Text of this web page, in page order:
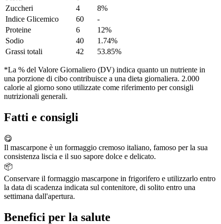
Zuccheri
4
8%
Indice Glicemico
60
-
Proteine
6
12%
Sodio
40
1.74%
Grassi totali
42 53.85%
*La % del Valore Giornaliero (DV) indica quanto un nutriente in
una porzione di cibo contribuisce a una dieta giornaliera. 2.000
calorie al giorno sono utilizzate come riferimento per consigli
nutrizionali generali.
Fatti e consigli
😋
Il mascarpone è un formaggio cremoso italiano, famoso per la sua
consistenza liscia e il suo sapore dolce e delicato.
📦
Conservare il formaggio mascarpone in frigorifero e utilizzarlo entro
la data di scadenza indicata sul contenitore, di solito entro una
settimana dall'apertura.
Benefici per la salute